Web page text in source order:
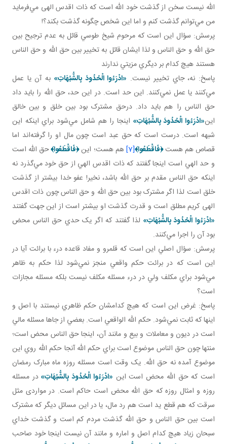
الله نيست سخن از گذشت خود الله است که ذات اقدس الهی مي‌فرمايد
من مي‌توانم گذشت کنم و اما اين شخص چگونه گذشت بکند؟!
پرسش: سؤال اين است که مرحوم شيخ طوسي قائل به عدم ترجيح بين
حق الله و حق الناس و لذا ايشان قائل به تخيير بين حق الله و حق الناس
هستند هيچ کدام بر ديگري مزيتي ندارند
پاسخ: نه، جاي تخيير نيست. «ادْرَءُوا الْحُدُودَ بِالشُّبُهَاتِ» به آن يا عمل
مي‌کنند يا عمل نمي‌کنند. اين حد است. در اين حد، حق الله را بايد داد
حق الناس را هم بايد داد. درحق مشترک بود بين خلق و بين خالق
اين«ادْرَءُوا الْحُدُودَ بِالشُّبُهَاتِ» اينجا را هم شامل مي‌شود براي اينکه اين
شبهه است. درست است که حق عبد است چون مال او را گرفته‌اند اما
قصاص هم هست﴿فَاقْطَعُوا﴾[7] هم هست؛ اين﴿فَاقْطَعُوا﴾حق الله است
و حد الهي است اينجا گفتند که ذات اقدس الهي از حق خود مي‌گذرد نه
اينکه حق الناس مقدم بر حق الله باشد، نخير! عفو خدا بيشتر از گذشت
خلق است لذا اگر مشترک بود بين حق الله و حق الناس چون ذات اقدس
الهی کريم مطلق است و قدرت گذشت او بيشتر است از اين جهت گفتند
«ادْرَءُوا الْحُدُودَ بِالشُّبُهَاتِ» لذا گفتند که اگر يک حدي حق الناس محض
بود آن را اجرا مي‌کنند.
پرسش: سؤال اصلي اين است که قلمرو و مفاد قاعده درء با برائت آيا در
اين است که در برائت حکم واقعي منجز نمي‌شود لذا حکم به ظاهر
مي‌شود براي مکلف ولي در درء مسئله مکلف نيست بلکه مسئله مجازات
است؟
پاسخ: غرض اين است که هيچ کدامشان حکم ظاهري نيستند با اصل و
اينها که ثابت نمي‌شود. حکم الله الواقعي است. بعضي از جاها مسئله مالي
است در ديون و معاملات و بيع و مانند آن، اينجا حق الناس محض است؛
منتها چون حق الناس موضوع است براي حکم الله آنجا حکم الله روي اين
موضوع آمده نه حق الله. يک وقت است مسئله روزه ماه مبارک رمضان
است که حق الله محض است اين «ادْرَءُوا الْحُدُودَ بِالشُّبُهَاتِ»در مسئله
روزه و امثال روزه که حق الله محض است حاکم است. در مواردی مثل
سرقت که هم قطع يد است هم رد مال، يا در اين مسائل ديگر که مشترک
است بين حق الناس و حق الله گذشت مردم کم است و گذشت خداي
سبحان زياد هيچ کدام اصل و اماره و مانند آن نيست اينجا خود صاحب